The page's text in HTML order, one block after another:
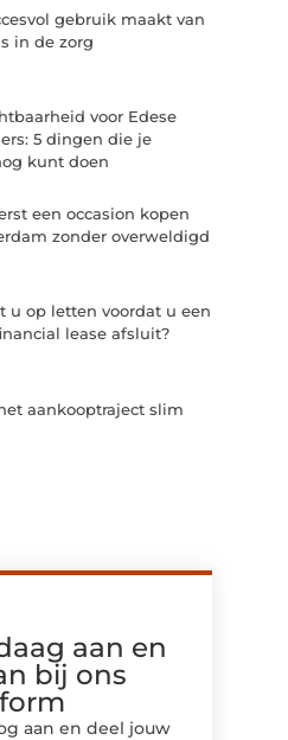
gebruik maakt van
in de zorg
voor Edese
5 dingen die je
kunt doen
een occasion kopen
zonder overweldigd
u op letten voordat u een
lease afsluit?
aankooptraject slim
aan en
bij ons
aan en deel jouw